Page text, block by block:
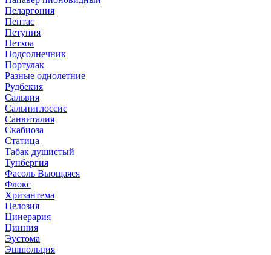
Пеларгония
Пентас
Петуния
Петхоа
Подсолнечник
Портулак
Разные однолетние
Рудбекия
Сальвия
Сальпиглоссис
Санвиталия
Скабиоза
Статица
Табак душистый
Тунбергия
Фасоль Вьющаяся
Флокс
Хризантема
Целозия
Цинерария
Цинния
Эустома
Эшшольция